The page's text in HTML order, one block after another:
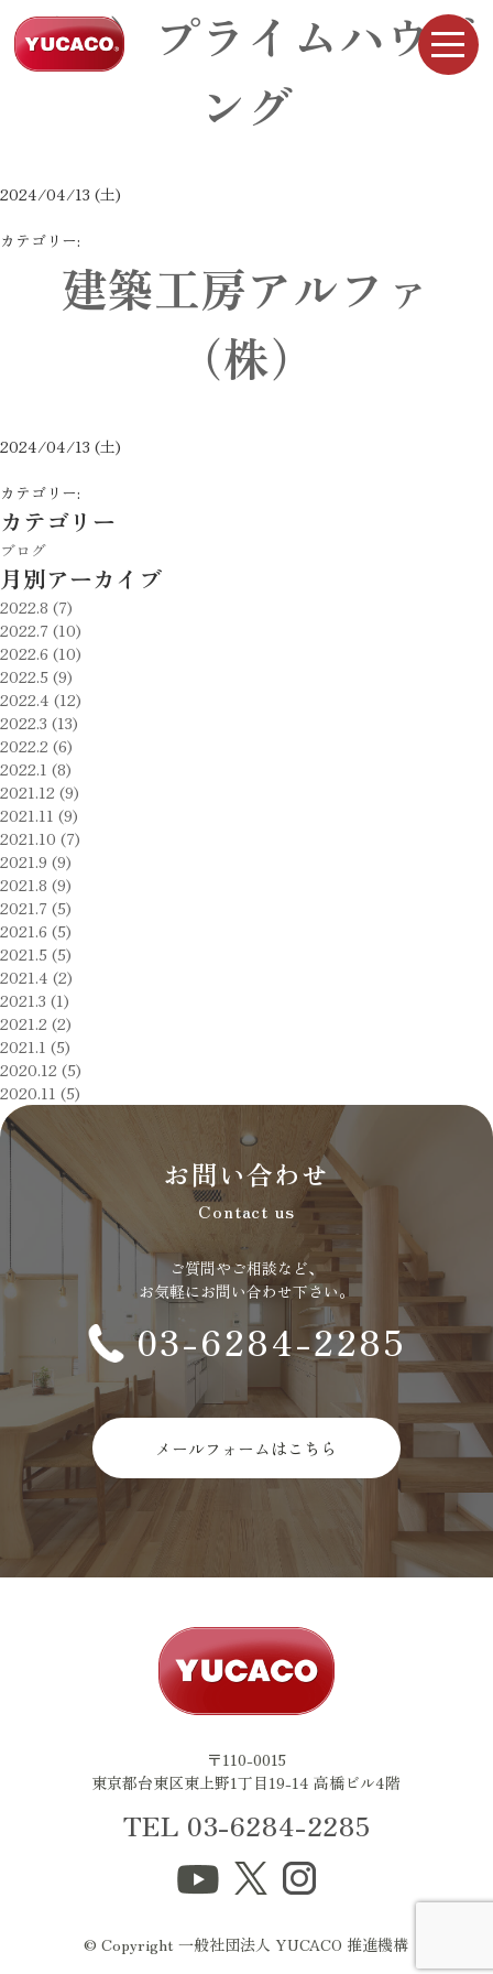
（株）プライムハウジ
ング
2024/04/13 (土)
カテゴリー:
建築工房アルファ
（株）
2024/04/13 (土)
カテゴリー:
カテゴリー
ブログ
月別アーカイブ
2022.8 (7)
2022.7 (10)
2022.6 (10)
2022.5 (9)
2022.4 (12)
2022.3 (13)
2022.2 (6)
2022.1 (8)
2021.12 (9)
2021.11 (9)
2021.10 (7)
2021.9 (9)
2021.8 (9)
2021.7 (5)
2021.6 (5)
2021.5 (5)
2021.4 (2)
2021.3 (1)
2021.2 (2)
2021.1 (5)
2020.12 (5)
2020.11 (5)
お問い合わせ
Contact us
ご質問やご相談など、
お気軽にお問い合わせ下さい。
03-6284-2285
メールフォームはこちら
〒110-0015
東京都台東区東上野1丁目19-14 高橋ビル4階
TEL 03-6284-2285
© Copyright 一般社団法人 YUCACO 推進機構